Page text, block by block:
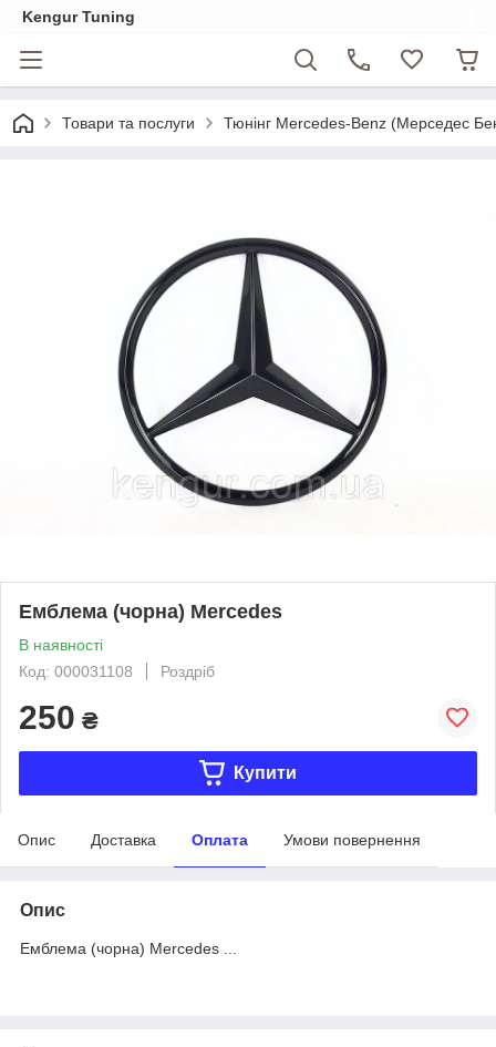
Kengur Tuning
Товари та послуги Тюнінг Mercedes-Benz (Мерседес
Емблема (чорна) Mercedes
В наявності
Код: 000031108
Роздріб
250 ₴
Купити
Опис Доставка Оплата Умови повернення
Опис
Емблема (чорна) Mercedes ...